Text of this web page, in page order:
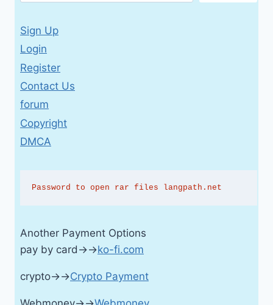
Sign Up
Login
Register
Contact Us
forum
Copyright
DMCA
Password to open rar files langpath.net
Another Payment Options
pay by card→→ko-fi.com
crypto→→Crypto Payment